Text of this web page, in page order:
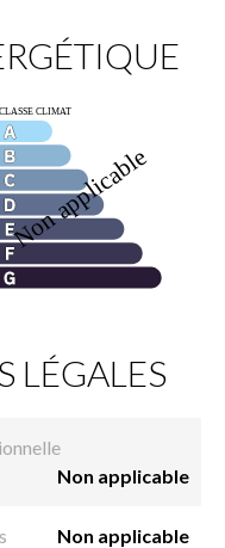
LÉGALES
Non applicable
Non applicable